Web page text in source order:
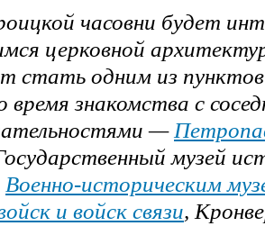
часовни будет
церковной
одним из пунктов
знакомства с
—
музей
Военно-историческим
и войск связи,